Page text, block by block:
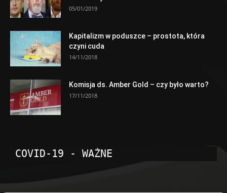
05/01/2019
Kapitalizm w poduszce – prostota, która
czyni cuda
14/11/2018
Komisja ds. Amber Gold – czy było warto?
17/11/2018
COVID-19 - WAŻNE